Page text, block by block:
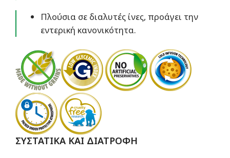
Πλούσια σε διαλυτές ίνες, προάγει την
εντερική κανονικότητα.
ΣΥΣΤΑΤΙΚΑ ΚΑΙ ΔΙΑΤΡΟΦΗ